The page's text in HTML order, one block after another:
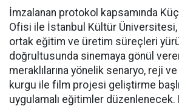
İmzalanan protokol kapsamında
Ofisi ile İstanbul Kültür Üniversitesi,
ortak eğitim ve üretim süreçleri
doğrultusunda sinemaya gönül
meraklılarına yönelik senaryo, reji
kurgu ile film projesi geliştirme
uygulamalı eğitimler